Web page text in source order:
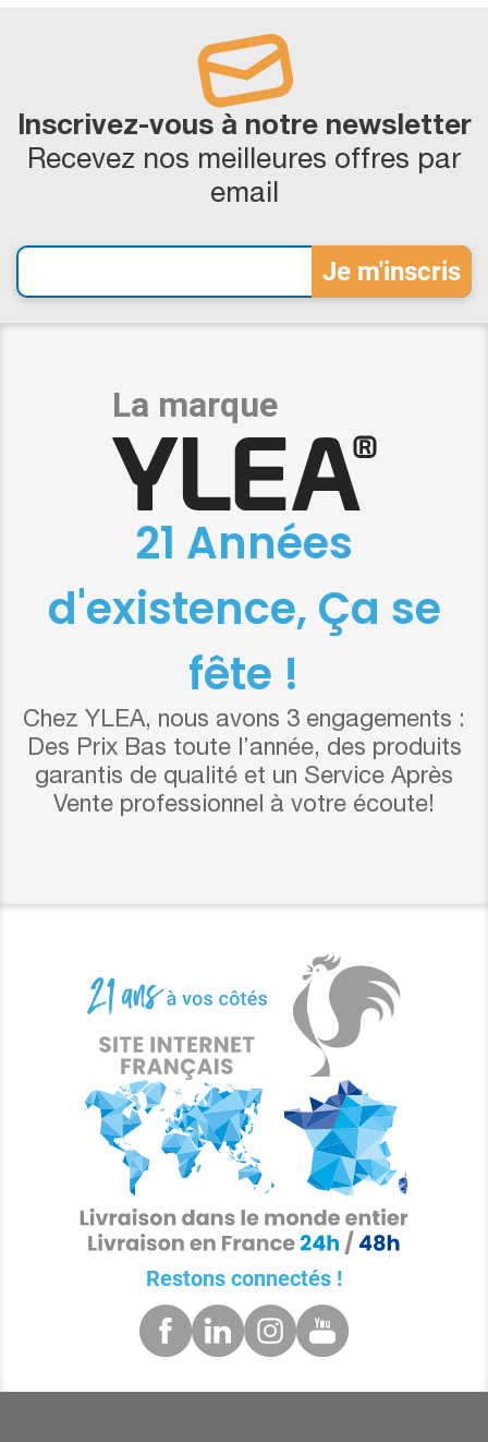
Inscrivez-vous à notre newsletter
Recevez nos meilleures offres par
email
21 Années
d'existence, Ça se
fête !
Chez YLEA, nous avons 3 engagements :
Des Prix Bas toute l’année, des produits
garantis de qualité et un Service Après
Vente professionnel à votre écoute!
Restons connectés !